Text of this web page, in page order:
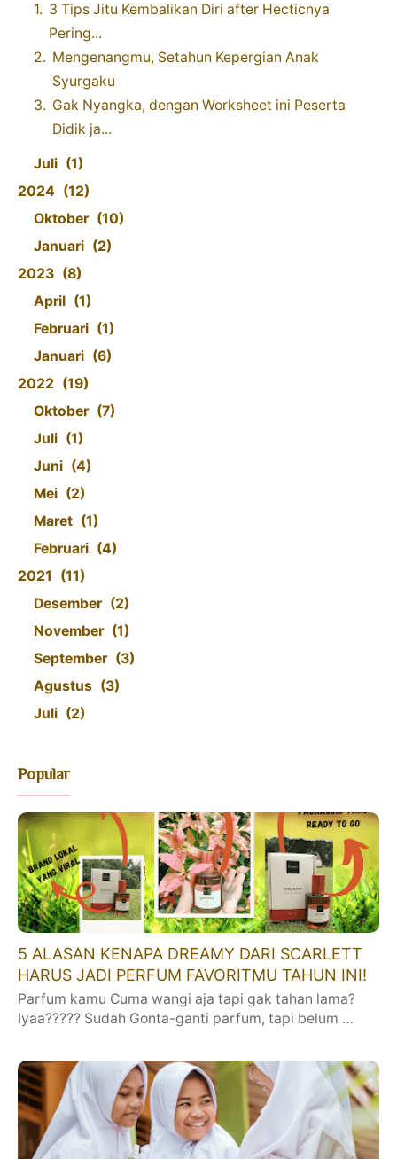
3 Tips Jitu Kembalikan Diri after Hecticnya
Pering...
Mengenangmu, Setahun Kepergian Anak
Syurgaku
Gak Nyangka, dengan Worksheet ini Peserta
Didik ja...
Juli
1
2024
12
Oktober
10
Januari
2
2023
8
April
1
Februari
1
Januari
6
2022
19
Oktober
7
Juli
1
Juni
4
Mei
2
Maret
1
Februari
4
2021
11
Desember
2
November
1
September
3
Agustus
3
Juli
2
Popular
5 ALASAN KENAPA DREAMY DARI SCARLETT
HARUS JADI PERFUM FAVORITMU TAHUN INI!
Parfum kamu Cuma wangi aja tapi gak tahan lama?
Iyaa????? Sudah Gonta-ganti parfum, tapi belum …